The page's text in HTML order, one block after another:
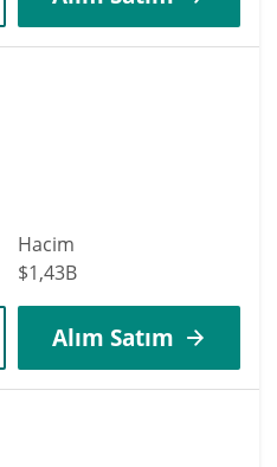
Hacim
$1,43B
Alım Satım